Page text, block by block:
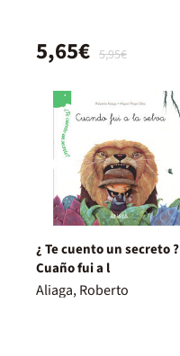
5,95€
5,65€
¿ Te cuento un secreto ?
Cuaño fui a l
Aliaga, Roberto